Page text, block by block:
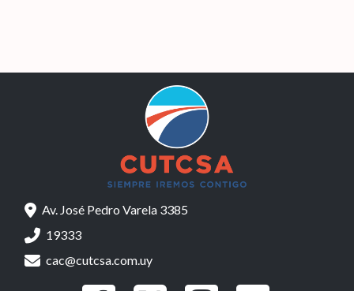
Av. José Pedro Varela 3385
19333
cac@cutcsa.com.uy